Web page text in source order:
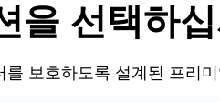
을 선택하
보호하도록 설계된 프리